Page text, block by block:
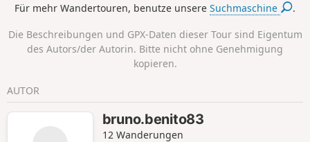
vor der Europahütte ist derzeit außer
gekennzeichneten Weg auf der Karte
ins Randa-Tal absteigen, bevor man zur
Hütte aufsteigen kann (etwa 2 Stunden
länger).
Für mehr Wandertouren, benutze unsereSuchmaschine .
Die Beschreibungen und GPX-Daten dieser Tour sind Eigentum
des Autors/der Autorin. Bitte nicht ohne Genehmigung
kopieren.
AUTOR
bruno.benito83
12 Wanderungen